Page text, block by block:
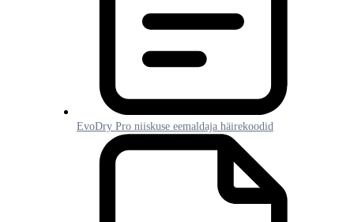
EvoDry Pro niiskuse eemaldaja häirekoodid